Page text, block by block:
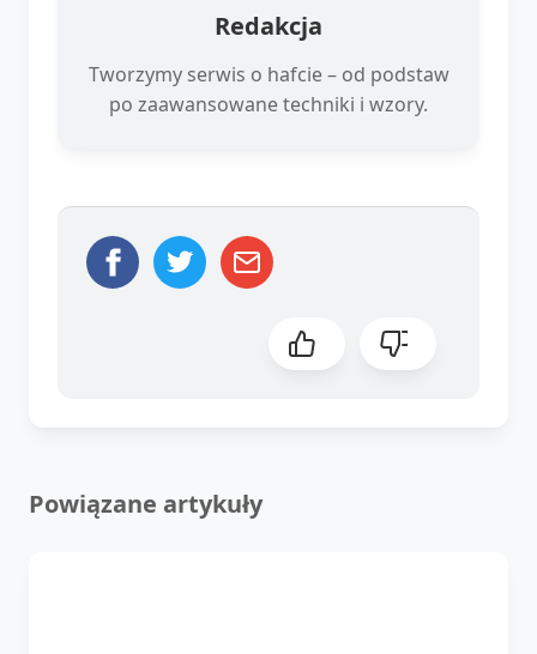
Redakcja
Tworzymy serwis o hafcie – od podstaw
po zaawansowane techniki i wzory.
Powiązane artykuły